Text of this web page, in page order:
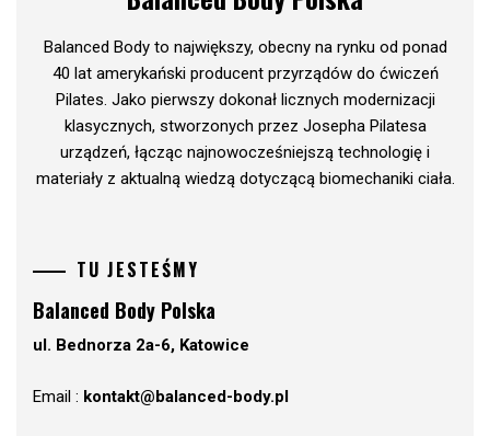
Balanced Body to największy, obecny na rynku od ponad
40 lat amerykański producent przyrządów do ćwiczeń
Pilates. Jako pierwszy dokonał licznych modernizacji
klasycznych, stworzonych przez Josepha Pilatesa
urządzeń, łącząc najnowocześniejszą technologię i
materiały z aktualną wiedzą dotyczącą biomechaniki ciała.
TU JESTEŚMY
Balanced Body Polska
ul. Bednorza 2a-6, Katowice
Email : kontakt@balanced-body.pl